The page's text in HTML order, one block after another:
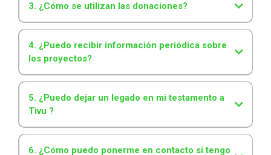
Enlace
Enlace
Enlace
¡Toda ayuda suma y nos impulsa!
3. ¿Cómo se utilizan las donaciones?
4. ¿Puedo recibir información periódica sobre
los proyectos?
5. ¿Puedo dejar un legado en mi testamento a
Tivu ?
6. ¿Cómo puedo ponerme en contacto si tengo